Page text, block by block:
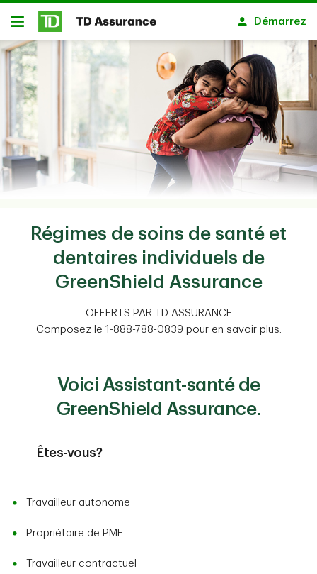
Passer au contenu principal
Ouvert
Démarrez
Régimes de soins de santé et
dentaires individuels de
GreenShield Assurance
OFFERTS PAR TD ASSURANCE
Composez le 1-888-788-0839 pour en savoir plus.
Voici Assistant-santé de
GreenShield Assurance.
Êtes-vous?
Travailleur autonome
Propriétaire de PME
Travailleur contractuel